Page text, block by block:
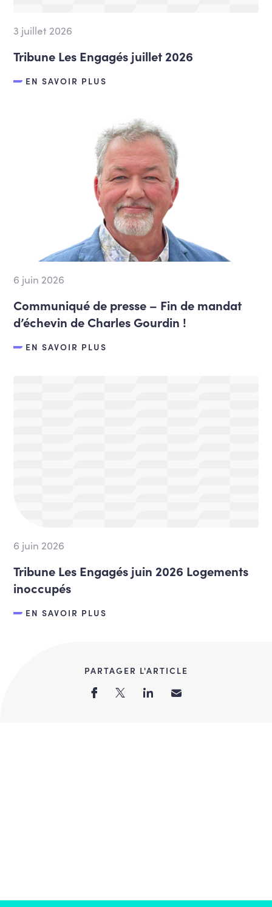
3 juillet 2026
Tribune Les Engagés juillet 2026
EN SAVOIR PLUS
6 juin 2026
Communiqué de presse – Fin de mandat
d’échevin de Charles Gourdin !
EN SAVOIR PLUS
6 juin 2026
Tribune Les Engagés juin 2026 Logements
inoccupés
EN SAVOIR PLUS
PARTAGER L'ARTICLE